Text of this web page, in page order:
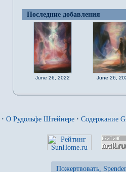
Последние добавления
June 26, 2022 June 26,
· О Рудольфе Штейнере · Содержание
Пожертвовать,